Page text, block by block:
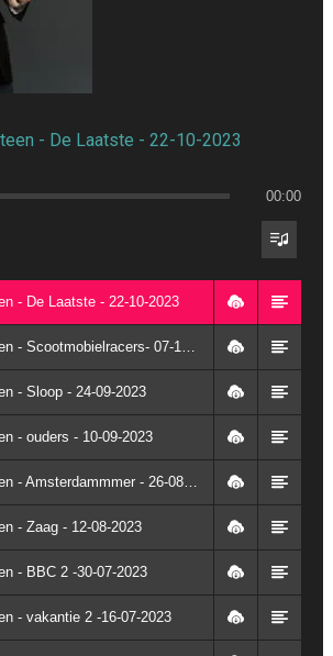
- De Laatste - 22-10-2023
00:00
- De Laatste - 22-10-2023
2. Hoeksteen - Scootmobielracers- 07-10-2023
- Sloop - 24-09-2023
- ouders - 10-09-2023
5. Hoeksteen - Amsterdammmer - 26-08-2023
- Zaag - 12-08-2023
- BBC 2 -30-07-2023
- vakantie 2 -16-07-2023